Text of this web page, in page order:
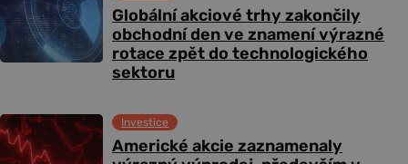
Globální akciové trhy zakončily
obchodní den ve znamení výrazné
rotace zpět do technologického
sektoru
Americké akcie zaznamenaly
Investice